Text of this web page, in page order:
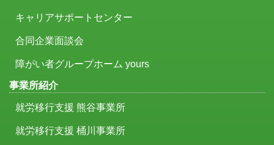
キャリアサポートセンター
合同企業面談会
障がい者グループホーム yours
事業所紹介
就労移行支援 熊谷事業所
就労移行支援 桶川事業所